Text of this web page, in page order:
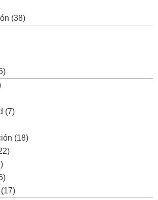
(38)
(7)
(18)
(17)